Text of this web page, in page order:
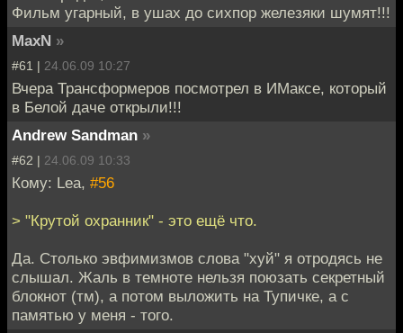
Фильм угарный, в ушах до сихпор железяки шумят!!!
MaxN »
#61 | 24.06.09 10:27
Вчера Трансформеров посмотрел в ИМаксе, который
в Белой даче открыли!!!
Andrew Sandman »
#62 | 24.06.09 10:33
Кому: Lea, #56
> "Крутой охранник" - это ещё что.
Да. Столько эвфимизмов слова "хуй" я отродясь не
слышал. Жаль в темноте нельзя поюзать секретный
блокнот (тм), а потом выложить на Тупичке, а с
памятью у меня - того.